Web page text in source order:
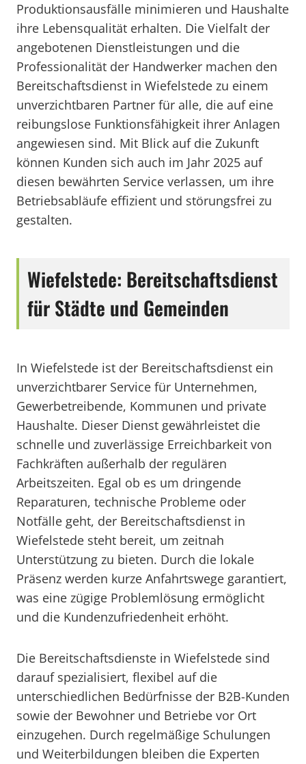
Produktionsausfälle minimieren und Haushalte
ihre Lebensqualität erhalten. Die Vielfalt der
angebotenen Dienstleistungen und die
Professionalität der Handwerker machen den
Bereitschaftsdienst in Wiefelstede zu einem
unverzichtbaren Partner für alle, die auf eine
reibungslose Funktionsfähigkeit ihrer Anlagen
angewiesen sind. Mit Blick auf die Zukunft
können Kunden sich auch im Jahr 2025 auf
diesen bewährten Service verlassen, um ihre
Betriebsabläufe effizient und störungsfrei zu
gestalten.
Wiefelstede: Bereitschaftsdienst
für Städte und Gemeinden
In Wiefelstede ist der Bereitschaftsdienst ein
unverzichtbarer Service für Unternehmen,
Gewerbetreibende, Kommunen und private
Haushalte. Dieser Dienst gewährleistet die
schnelle und zuverlässige Erreichbarkeit von
Fachkräften außerhalb der regulären
Arbeitszeiten. Egal ob es um dringende
Reparaturen, technische Probleme oder
Notfälle geht, der Bereitschaftsdienst in
Wiefelstede steht bereit, um zeitnah
Unterstützung zu bieten. Durch die lokale
Präsenz werden kurze Anfahrtswege garantiert,
was eine zügige Problemlösung ermöglicht
und die Kundenzufriedenheit erhöht.
Die Bereitschaftsdienste in Wiefelstede sind
darauf spezialisiert, flexibel auf die
unterschiedlichen Bedürfnisse der B2B-Kunden
sowie der Bewohner und Betriebe vor Ort
einzugehen. Durch regelmäßige Schulungen
und Weiterbildungen bleiben die Experten